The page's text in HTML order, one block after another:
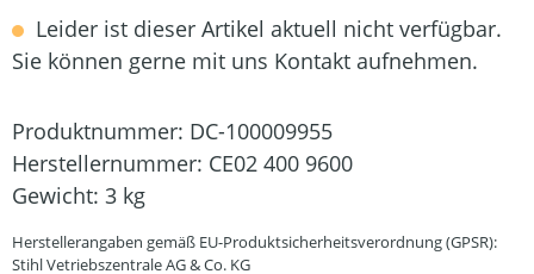
Leider ist dieser Artikel aktuell nicht verfügbar.
Sie können gerne mit uns Kontakt aufnehmen.
Produktnummer: DC-100009955
Herstellernummer: CE02 400 9600
Gewicht: 3 kg
Herstellerangaben gemäß EU-Produktsicherheitsverordnung (GPSR):
Stihl Vetriebszentrale AG & Co. KG